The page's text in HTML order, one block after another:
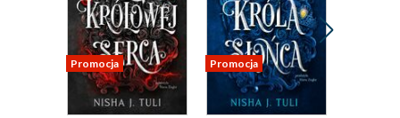
Promocja Promocja